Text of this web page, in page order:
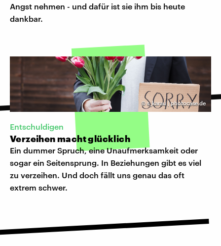
Angst nehmen - und dafür ist sie ihm bis heute
dankbar.
© s_karau | photocase.de
Entschuldigen
Verzeihen macht glücklich
Ein dummer Spruch, eine Unaufmerksamkeit oder
sogar ein Seitensprung. In Beziehungen gibt es viel
zu verzeihen. Und doch fällt uns genau das oft
extrem schwer.